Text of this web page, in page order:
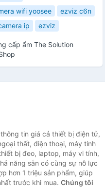
wifi yoosee
ezviz c6n
ip ezviz
cấp ẩm The Solution
tin giá cả thiết bị điện tử,
thất, điện thoại, máy tính
bị đeo, laptop, máy vi tính,
năng sẵn có cùng sự nỗ lực
hơn 1 triệu sản phẩm, giúp
trước khi mua. Chúng tôi